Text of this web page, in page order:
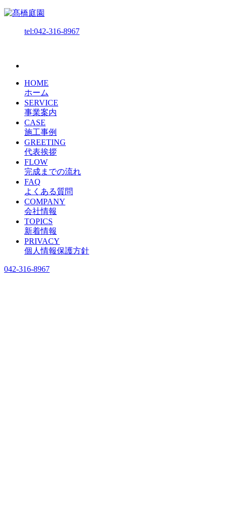
tel:042-316-8967
HOME
ホーム
SERVICE
事業案内
CASE
施工事例
GREETING
代表挨拶
FLOW
完成までの流れ
FAQ
よくある質問
COMPANY
会社情報
TOPICS
新着情報
PRIVACY
個人情報保護方針
042-316-8967